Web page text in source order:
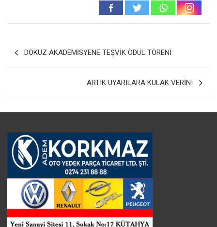
DOKUZ AKADEMİSYENE TEŞVİK ÖDÜL TÖRENİ
ARTIK UYARILARA KULAK VERİN!